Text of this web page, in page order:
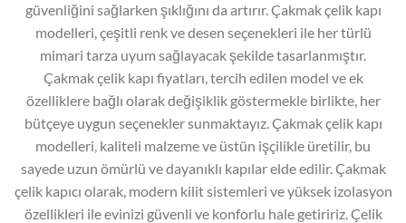
güvenliğini sağlarken şıklığını da artırır. Çakmak çelik kapı
modelleri, çeşitli renk ve desen seçenekleri ile her türlü
mimari tarza uyum sağlayacak şekilde tasarlanmıştır.
Çakmak çelik kapı fiyatları, tercih edilen model ve ek
özelliklere bağlı olarak değişiklik göstermekle birlikte, her
bütçeye uygun seçenekler sunmaktayız. Çakmak çelik kapı
modelleri, kaliteli malzeme ve üstün işçilikle üretilir, bu
sayede uzun ömürlü ve dayanıklı kapılar elde edilir. Çakmak
çelik kapıcı olarak, modern kilit sistemleri ve yüksek izolasyon
özellikleri ile evinizi güvenli ve konforlu hale getiririz. Çelik